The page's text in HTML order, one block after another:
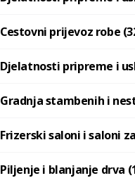
Cestovni prijevoz robe
Djelatnosti pripreme i
Gradnja stambenih i
Frizerski saloni i saloni
Piljenje i blanjanje drva